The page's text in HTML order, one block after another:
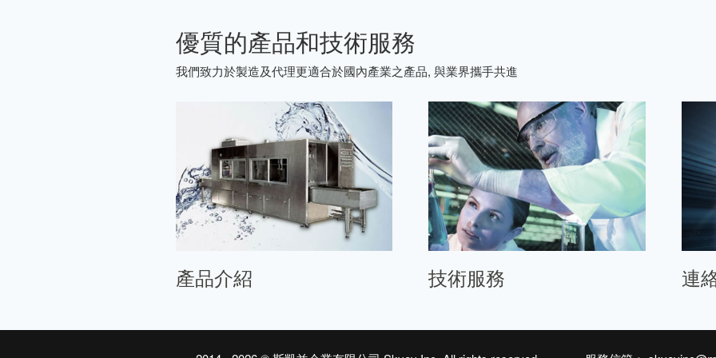
優質的產品和技術服務
我們致力於製造及代理更適合於國內產業之產品, 與業界攜手共進
產品介紹 技術服務 連